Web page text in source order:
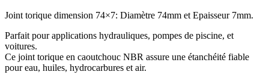
Joint torique dimension 74×7: Diamètre 74mm et Epaisseur 7mm.
Parfait pour applications hydrauliques, pompes de piscine, et
voitures.
Ce joint torique en caoutchouc NBR assure une étanchéité fiable
pour eau, huiles, hydrocarbures et air.